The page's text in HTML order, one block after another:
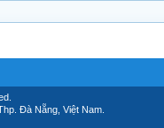
Đà Nẵng, Việt Nam.